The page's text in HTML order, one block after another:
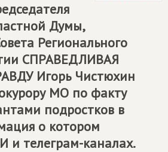
Думы,
Регионального
СПРАВЕДЛИВАЯ
Игорь Чистюхин
МО по факту
подростков в
о котором
и телеграм-каналах.